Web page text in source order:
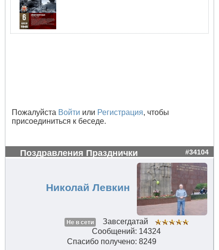
Пожалуйста Войти или Регистрация, чтобы
присоединиться к беседе.
Поздравления Празднички #34104
Николай Левкин
Не в сети
Завсегдатай
Сообщений: 14324
Спасибо получено: 8249